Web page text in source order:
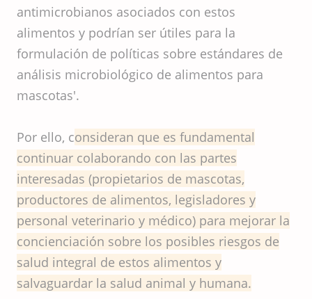
antimicrobianos asociados con estos
alimentos y podrían ser útiles para la
formulación de políticas sobre estándares de
análisis microbiológico de alimentos para
mascotas'.
Por ello, consideran que es fundamental
continuar colaborando con las partes
interesadas (propietarios de mascotas,
productores de alimentos, legisladores y
personal veterinario y médico) para mejorar la
concienciación sobre los posibles riesgos de
salud integral de estos alimentos y
salvaguardar la salud animal y humana.